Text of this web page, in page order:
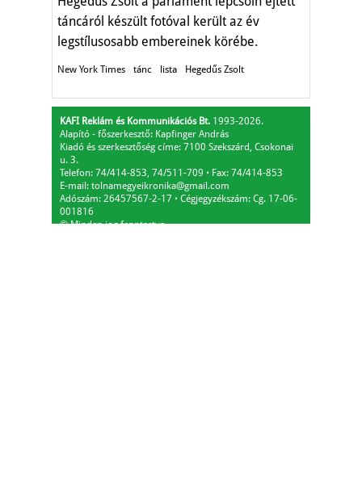
táncáról készült fotóval került az év
legstílusosabb embereinek körébe.
New York Times tánc lista Hegedűs Zsolt
KAFI Reklám és Kommunikációs Bt. 1993-2026.
Alapító - főszerkesztő: Kapfinger András
Kiadó és szerkesztőség címe: 7100 Szekszárd, Csokonai
u. 3.
Telefon: 74/414-853, 74/511-709 ⋅ Fax: 74/414-853
E-mail: tolnamegyeikronika@gmail.com
Adószám: 26457567-2-17 ⋅ Cégjegyzékszám: Cg. 17-06-
001816
© Minden jog fenntartva.